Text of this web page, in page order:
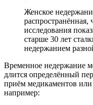
Женское
исследования
старше 30 лет
недержанием
Временное недержание
длится определённый
приём медикаментов или
например: